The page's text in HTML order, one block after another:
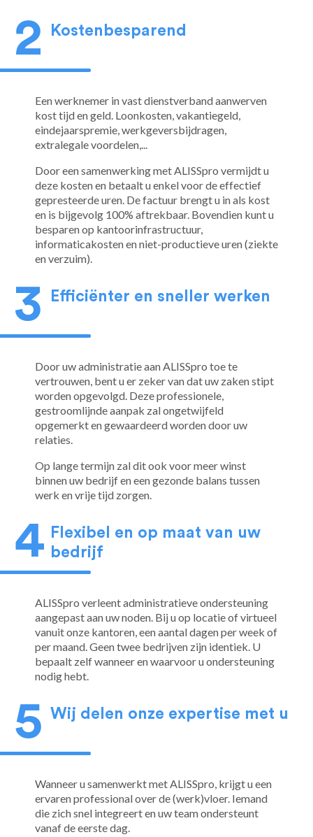
Kostenbesparend
Een werknemer in vast dienstverband aanwerven
kost tijd en geld. Loonkosten, vakantiegeld,
eindejaarspremie, werkgeversbijdragen,
extralegale voordelen,...
Door een samenwerking met ALISSpro vermijdt u
deze kosten en betaalt u enkel voor de effectief
gepresteerde uren. De factuur brengt u in als kost
en is bijgevolg 100% aftrekbaar. Bovendien kunt u
besparen op kantoorinfrastructuur,
informaticakosten en niet-productieve uren (ziekte
en verzuim).
Efficiënter en sneller werken
Door uw administratie aan ALISSpro toe te
vertrouwen, bent u er zeker van dat uw zaken stipt
worden opgevolgd. Deze professionele,
gestroomlijnde aanpak zal ongetwijfeld
opgemerkt en gewaardeerd worden door uw
relaties.
Op lange termijn zal dit ook voor meer winst
binnen uw bedrijf en een gezonde balans tussen
werk en vrije tijd zorgen.
Flexibel en op maat van uw
bedrijf
ALISSpro verleent administratieve ondersteuning
aangepast aan uw noden. Bij u op locatie of virtueel
vanuit onze kantoren, een aantal dagen per week of
per maand. Geen twee bedrijven zijn identiek. U
bepaalt zelf wanneer en waarvoor u ondersteuning
nodig hebt.
Wij delen onze expertise met u
Wanneer u samenwerkt met ALISSpro, krijgt u een
ervaren professional over de (werk)vloer. Iemand
die zich snel integreert en uw team ondersteunt
vanaf de eerste dag.